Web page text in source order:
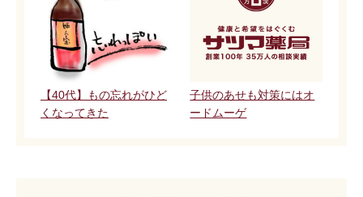
【40代】もの忘れがひど
くなってきた
子供のあせも対策にはオ
ードムーゲ